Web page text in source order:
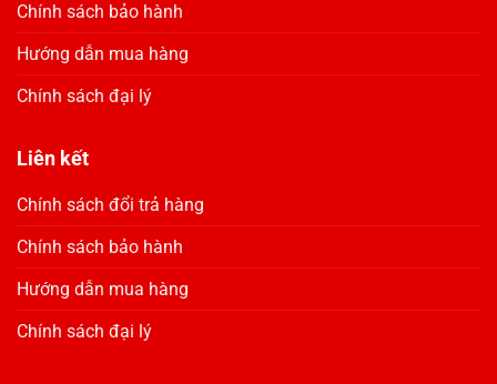
Chính sách bảo hành
Hướng dẫn mua hàng
Chính sách đại lý
Liên kết
Chính sách đổi trả hàng
Chính sách bảo hành
Hướng dẫn mua hàng
Chính sách đại lý